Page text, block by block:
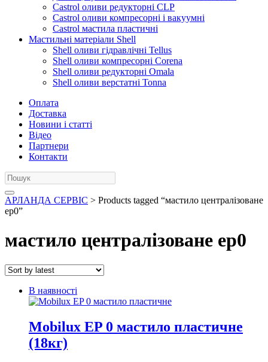
Castrol оливи редукторні CLP
Castrol оливи компресорні і вакуумні
Castrol мастила пластичні
Мастильні матеріали Shell
Shell оливи гідравлічні Tellus
Shell оливи компресорні Corena
Shell оливи редукторні Omala
Shell оливи верстатні Tonna
Оплата
Доставка
Новини і статті
Відео
Партнери
Контакти
АРЛАНДА СЕРВІС > Products tagged “мастило централізоване
ep0”
мастило централізоване ep0
В наявності
Mobilux EP 0 мастило пластичне
(18кг)